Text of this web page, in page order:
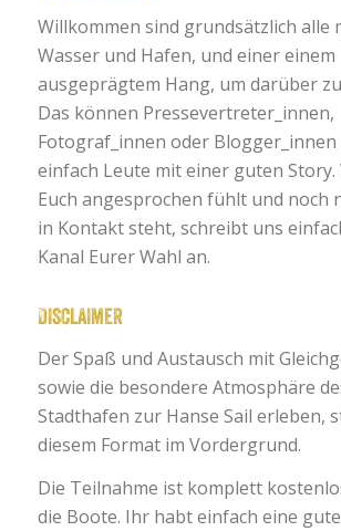
Willkommen sind grundsätzlich alle
Wasser und Hafen, und einer einem
ausgeprägtem Hang, um darüber
Das können Pressevertreter_innen,
Fotograf_innen oder Blogger_innen
einfach Leute mit einer guten
Euch angesprochen fühlt und noch
in Kontakt steht, schreibt uns
Kanal Eurer Wahl an.
Disclaimer
Der Spaß und Austausch mit
sowie die besondere Atmosphäre
Stadthafen zur Hanse Sail erleben,
diesem Format im Vordergrund.
Die Teilnahme ist komplett
die Boote. Ihr habt einfach eine